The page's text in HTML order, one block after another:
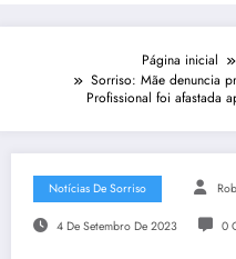
Página inicial
Sorriso: Mãe denuncia
Profissional foi afastada
Notícias De Sorriso
4 De Setembro De 2023 0